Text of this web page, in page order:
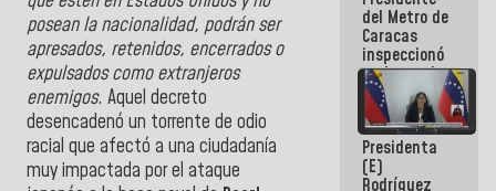
posean la nacionalidad, podrán ser
apresados, retenidos, encerrados o
expulsados como extranjeros
enemigos. Aquel decreto
desencadenó un torrente de odio
racial que afectó a una ciudadanía
muy impactada por el ataque
presencial
para el
diálogo
del Metro de
Caracas
inspeccionó
trabajos de
rehabilitación
y
modernización
de la vía
férrea
Presidenta
(E)
Rodríguez